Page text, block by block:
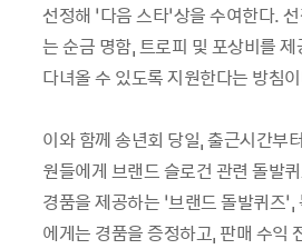
선정해 ‘다음 스타’상을 수여한다.
는 순금 명함, 트로피 및 포상비를
다녀올 수 있도록 지원한다는 방침
이와 함께 송년회 당일, 출근시간부
원들에게 브랜드 슬로건 관련 돌발
경품을 제공하는 ‘브랜드 돌발퀴즈
에게는 경품을 증정하고, 판매 수익